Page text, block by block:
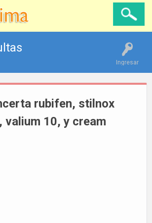
Ingresar
rubifen, stilnox
valium 10, y cream